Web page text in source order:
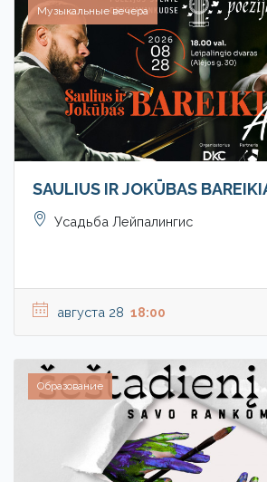
Музыкальные вечера
SAULIUS IR JOKŪBAS
Усадьба Лейпалингис
августа 28 18:00
Образование